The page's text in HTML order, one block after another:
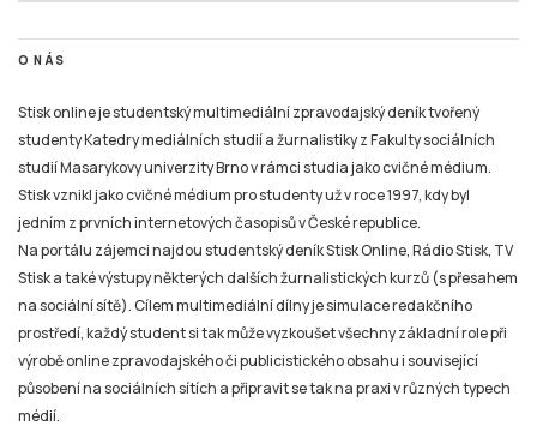
O NÁS
Stisk online je studentský multimediální zpravodajský deník tvořený
studenty Katedry mediálních studií a žurnalistiky z Fakulty sociálních
studií Masarykovy univerzity Brno v rámci studia jako cvičné médium.
Stisk vznikl jako cvičné médium pro studenty už v roce 1997, kdy byl
jedním z prvních internetových časopisů v České republice.
Na portálu zájemci najdou studentský deník Stisk Online, Rádio Stisk, TV
Stisk a také výstupy některých dalších žurnalistických kurzů (s přesahem
na sociální sítě). Cílem multimediální dílny je simulace redakčního
prostředí, každý student si tak může vyzkoušet všechny základní role při
výrobě online zpravodajského či publicistického obsahu i související
působení na sociálních sítích a připravit se tak na praxi v různých typech
médií.